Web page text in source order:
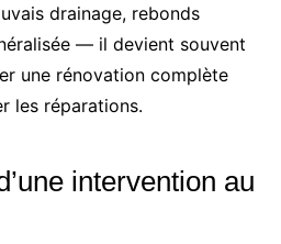
drainage, rebonds
— il devient souvent
une rénovation complète
les réparations.
intervention au